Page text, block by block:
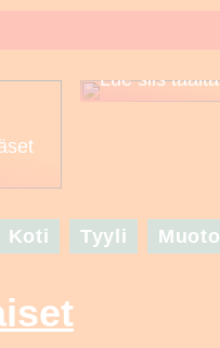
Lue siis täältä
Koti Tyyli Muoto